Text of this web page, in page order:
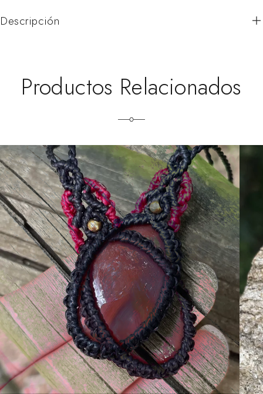
Descripción
Productos Relacionados